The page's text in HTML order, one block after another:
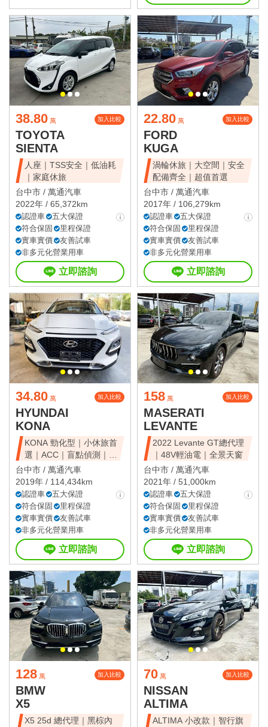
38.80 萬 加入比較
TOYOTA
SIENTA
人座｜TSS安全｜低油耗
｜家庭休旅
台中市 / 萬通汽車
2022年 / 65,372km
認證車
五大保證
符合保固
里程保證
實車實價
友善試車
非多元化營業用車
立即諮詢
22.80 萬 加入比較
FORD
KUGA
渦輪休旅｜大空間｜安全
配備齊全｜超值首選
台中市 / 萬通汽車
2017年 / 106,279km
認證車
五大保證
符合保固
里程保證
實車實價
友善試車
非多元化營業用車
立即諮詢
34.80 萬 加入比較
HYUNDAI
KONA
KONA 勁化型｜小休旅首
選｜ACC｜盲點偵測｜省
油好開
台中市 / 萬通汽車
2019年 / 114,434km
認證車
五大保證
符合保固
里程保證
實車實價
友善試車
非多元化營業用車
立即諮詢
158 萬 加入比較
MASERATI
LEVANTE
2022 Levante GT總代理
｜48V輕油電｜全景天窗
台中市 / 萬通汽車
2021年 / 51,000km
認證車
五大保證
符合保固
里程保證
實車實價
友善試車
非多元化營業用車
立即諮詢
128 萬 加入比較
BMW
X5
X5 25d 總代理｜黑棕內
70 萬 加入比較
NISSAN
ALTIMA
ALTIMA 小改款｜智行旗